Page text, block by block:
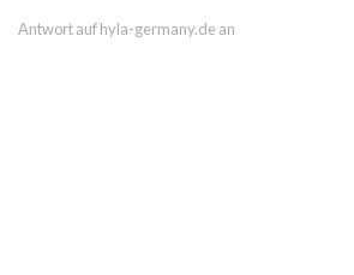
Antwort auf hyla-germany.de an